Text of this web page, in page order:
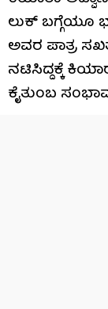
ಲುಕ್ ಬಗ್ಗೆಯೂ
ಅವರ ಪಾತ್ರ
ನಟಿಸಿದ್ದಕ್ಕೆ
ಕೈತುಂಬ